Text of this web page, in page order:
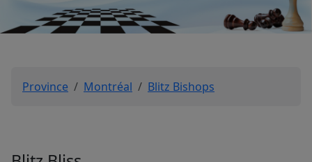
Province Montréal Blitz Bishops